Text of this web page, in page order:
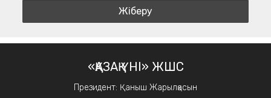
«ҚАЗАҚ ҮНІ» ЖШС
Президент: Қаныш Жарылқасын